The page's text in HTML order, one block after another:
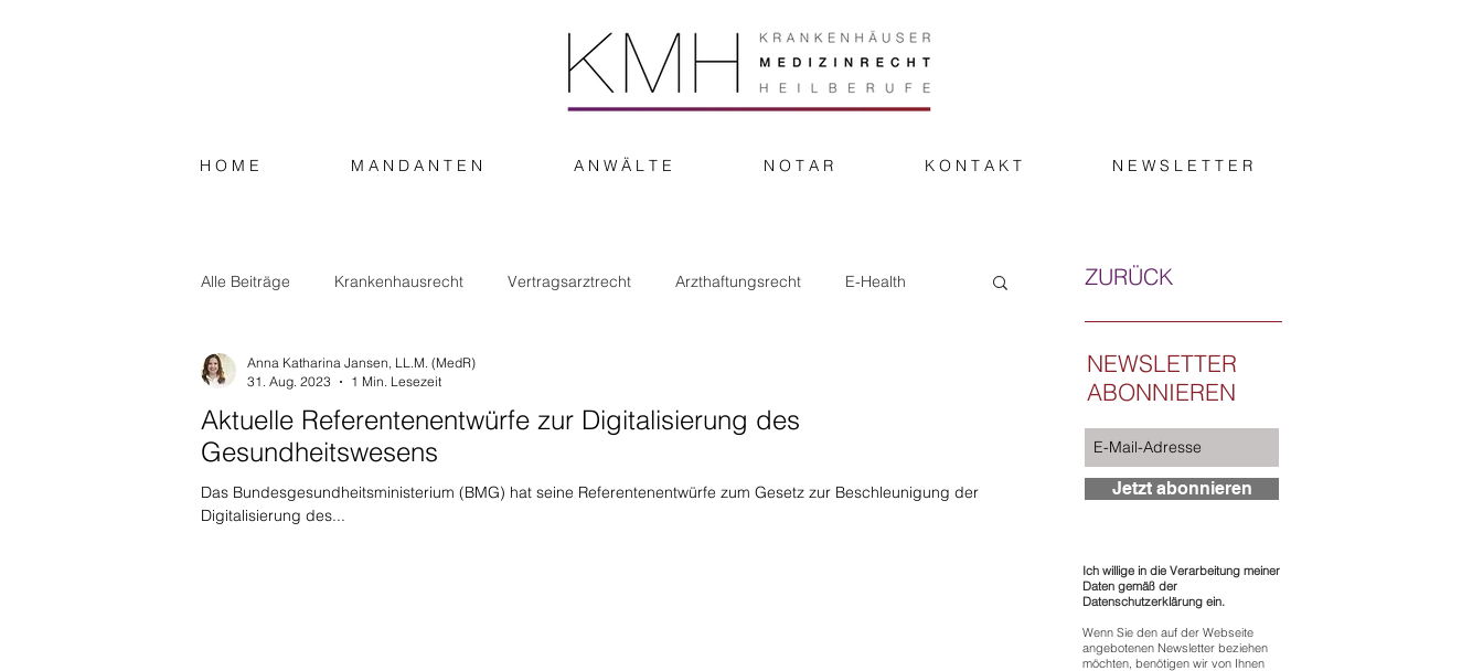
H O M E M A N D A N T E N A N W Ä L T E N O T A R K O N T A K T N E W S L E T T E R
Alle Beiträge Krankenhausrecht Vertragsarztrecht Arzthaftungsrecht E-Health
Strafrecht Steuerrecht
Aktuelle Referentenentwürfe zur Digitalisierung des
Gesundheitswesens
Das Bundesgesundheitsministerium (BMG) hat seine Referentenentwürfe zum Gesetz zur Beschleunigung der
Digitalisierung des...
Anna Katharina Jansen, LL.M. (MedR)
31. Aug. 2023
1 Min. Lesezeit
ZURÜCK
NEWSLETTER
ABONNIEREN
Jetzt abonnieren
Ich willige in die Verarbeitung meiner
Daten gemäß der
Datenschutzerklärung ein.
Wenn Sie den auf der Webseite
angebotenen Newsletter beziehen
möchten, benötigen wir von Ihnen